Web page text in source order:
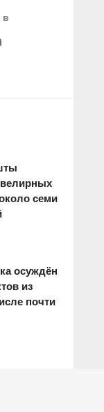
в
семи
осуждён
из
почти